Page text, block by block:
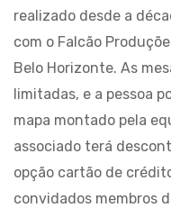
realizado desde a
com o Falcão
Belo Horizonte. As
limitadas, e a pessoa
mapa montado pela
associado terá
opção cartão de
convidados membros